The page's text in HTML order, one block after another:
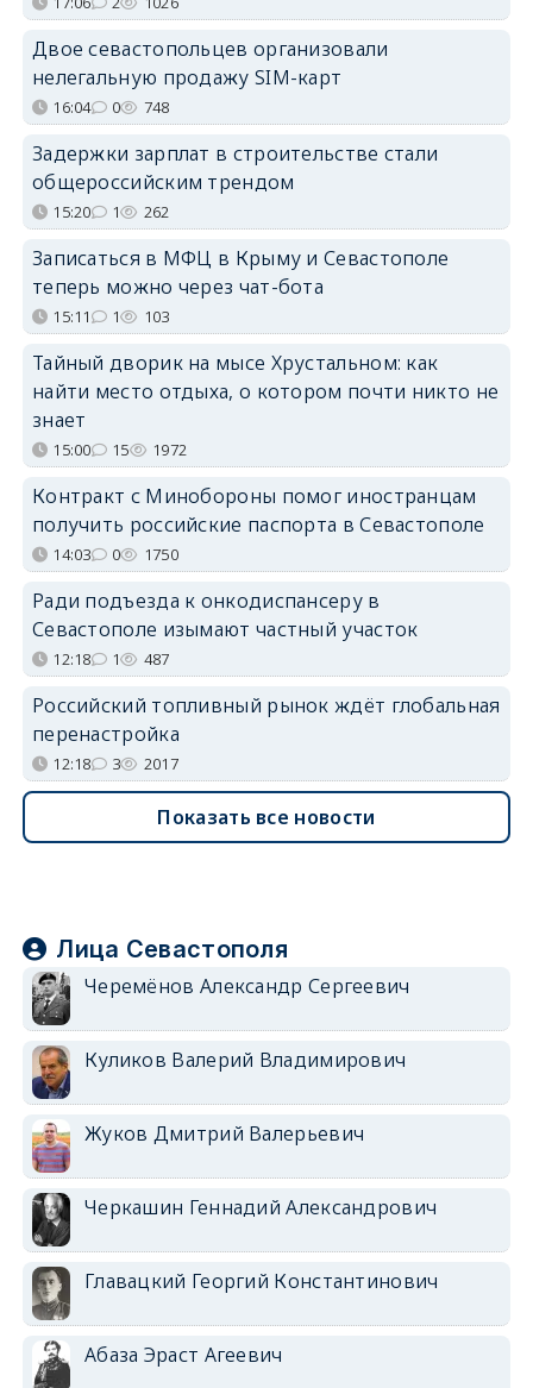
Двое севастопольцев организовали
нелегальную продажу SIM-карт
16:04 0 748
Задержки зарплат в строительстве стали
общероссийским трендом
15:20 1 262
Записаться в МФЦ в Крыму и Севастополе
теперь можно через чат-бота
15:11 1 103
Тайный дворик на мысе Хрустальном: как
найти место отдыха, о котором почти никто не
знает
15:00 15 1972
Контракт с Минобороны помог иностранцам
получить российские паспорта в Севастополе
14:03 0 1750
Ради подъезда к онкодиспансеру в
Севастополе изымают частный участок
12:18 1 487
Российский топливный рынок ждёт глобальная
перенастройка
12:18 3 2017
Показать все новости
Лица Севастополя
Черемёнов Александр Сергеевич
Куликов Валерий Владимирович
Жуков Дмитрий Валерьевич
Черкашин Геннадий Александрович
Главацкий Георгий Константинович
Абаза Эраст Агеевич